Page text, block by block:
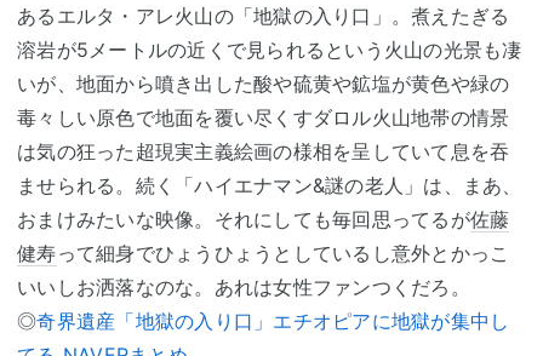
あるエルタ・アレ火山の「地獄の入り口」。煮えたぎる
溶岩が5メートルの近くで見られるという火山の光景も凄
いが、地面から噴き出した酸や硫黄や鉱塩が黄色や緑の
毒々しい原色で地面を覆い尽くすダロル火山地帯の情景
は気の狂った超現実主義絵画の様相を呈していて息を吞
ませられる。続く「ハイエナマン&謎の老人」は、まあ、
おまけみたいな映像。それにしても毎回思ってるが佐藤
健寿って細身でひょうひょうとしているし意外とかっこ
いいしお洒落なのな。あれは女性ファンつくだろ。
◎奇界遺産「地獄の入り口」エチオピアに地獄が集中し